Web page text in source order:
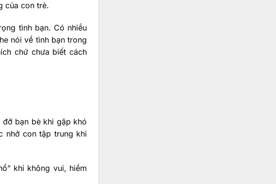
của con trẻ.
tình bạn. Có nhiều
nói về tình bạn trong
chứ chưa biết cách
đỡ bạn bè khi gặp khó
nhở con tập trung khi
khi không vui, hiềm